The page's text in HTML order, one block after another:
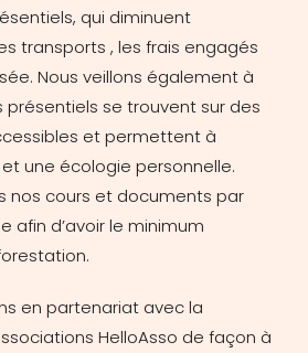
qui diminuent
transports , les frais engagés
Nous veillons également à
se trouvent sur des
et permettent à
une écologie personnelle.
nos cours et documents par
afin d’avoir le minimum
en partenariat avec la
HelloAsso de façon à